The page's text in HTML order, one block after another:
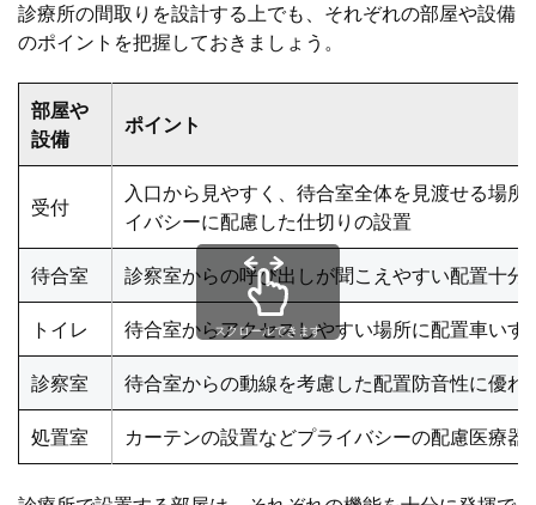
診療所の間取りを設計する上でも、それぞれの部屋や設備
のポイントを把握しておきましょう。
部屋や
設備
ポイント
受付
入口から見やすく、待合室全体を見渡せる場
イバシーに配慮した仕切りの設置
待合室 診察室からの呼び出しが聞こえやすい配置十
トイレ 待合室からアクセスしやすい場所に配置車い
診察室 待合室からの動線を考慮した配置防音性に優
処置室 カーテンの設置などプライバシーの配慮医療
スクロールできます